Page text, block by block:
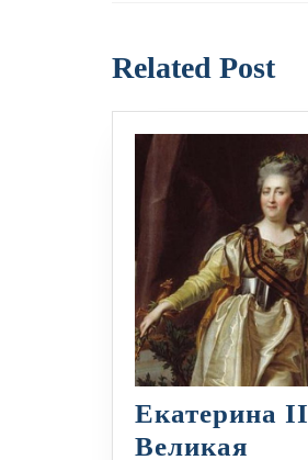
Related Post
Екатерина II
Великая